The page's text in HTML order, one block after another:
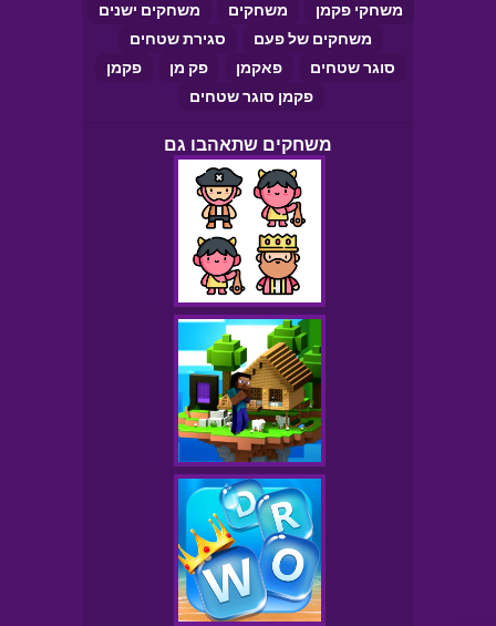
משחקי פקמן
משחקים
משחקים ישנים
משחקים של פעם
סגירת שטחים
סוגר שטחים
פאקמן פק מן
פקמן
פקמן סוגר שטחים
משחקים שתאהבו גם